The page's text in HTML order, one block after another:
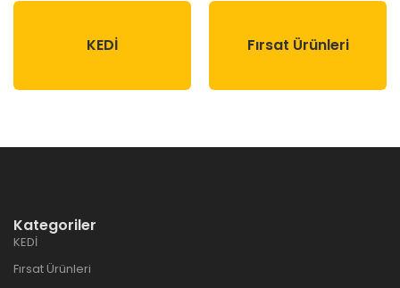
KEDİ Fırsat Ürünleri
Kategoriler
KEDİ
Fırsat Ürünleri